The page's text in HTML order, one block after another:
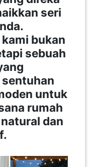
seri
bukan
sebuah
untuk
rumah
dan